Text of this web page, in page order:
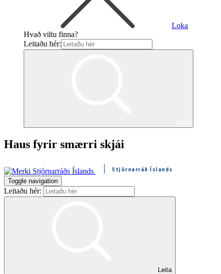
Loka
Hvað viltu finna?
Leitaðu hér:
Haus fyrir smærri skjái
Stjórnarráð Íslands
Toggle navigation
Leitaðu hér:
Leita